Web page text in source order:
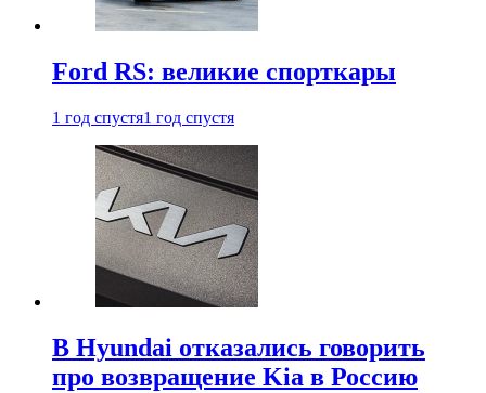
Ford RS: великие спорткары
1 год спустя1 год спустя
В Hyundai отказались говорить
про возвращение Kia в Россию